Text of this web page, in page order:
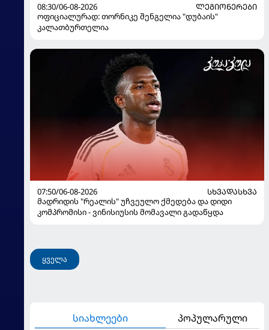
08:30/06-08-2026
ᲚᲔᲒᲘᲝᲜᲔᲠᲔᲑᲘ
ოფიციალურად: თორნიკე შენგელია "დუბაის"
კალათბურთელია
07:50/06-08-2026
ᲡᲮᲕᲐᲓᲐᲡᲮᲕᲐ
მადრიდის "რეალის" უჩვეულო ქმედება და დიდი
კომპრომისი - ვინისიუსის მომავალი გადაწყდა
ყველა
სიახლეები პოპულარული